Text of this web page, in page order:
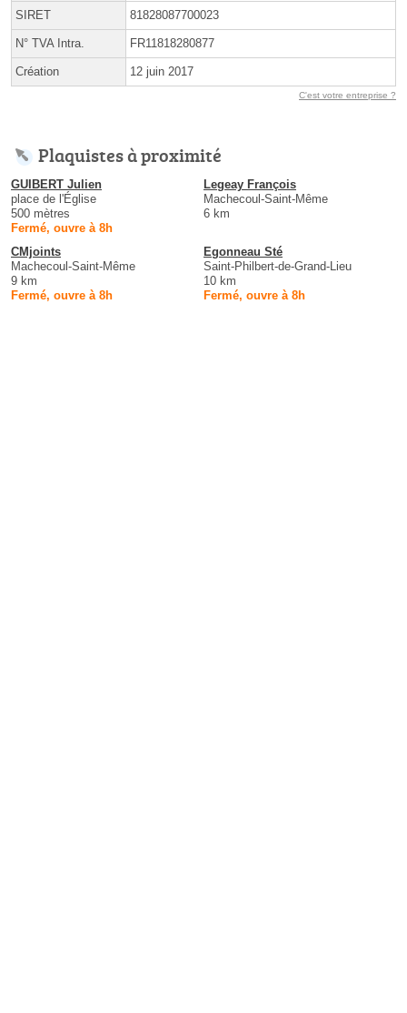
SIRET 81828087700023
N° TVA Intra. FR11818280877
Création 12 juin 2017
C'est votre entreprise ?
Plaquistes à proximité
GUIBERT Julien
place de l'Église
500 mètres
Fermé, ouvre à 8h
Legeay François
Machecoul-Saint-Même
6 km
CMjoints
Machecoul-Saint-Même
9 km
Fermé, ouvre à 8h
Egonneau Sté
Saint-Philbert-de-Grand-Lieu
10 km
Fermé, ouvre à 8h